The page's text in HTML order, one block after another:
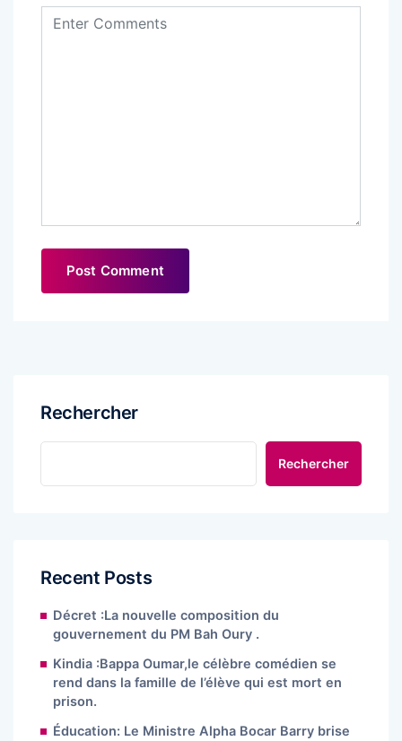
Rechercher
Rechercher
Recent Posts
Décret :La nouvelle composition du
gouvernement du PM Bah Oury .
Kindia :Bappa Oumar,le célèbre comédien se
rend dans la famille de l’élève qui est mort en
prison.
Éducation: Le Ministre Alpha Bocar Barry brise